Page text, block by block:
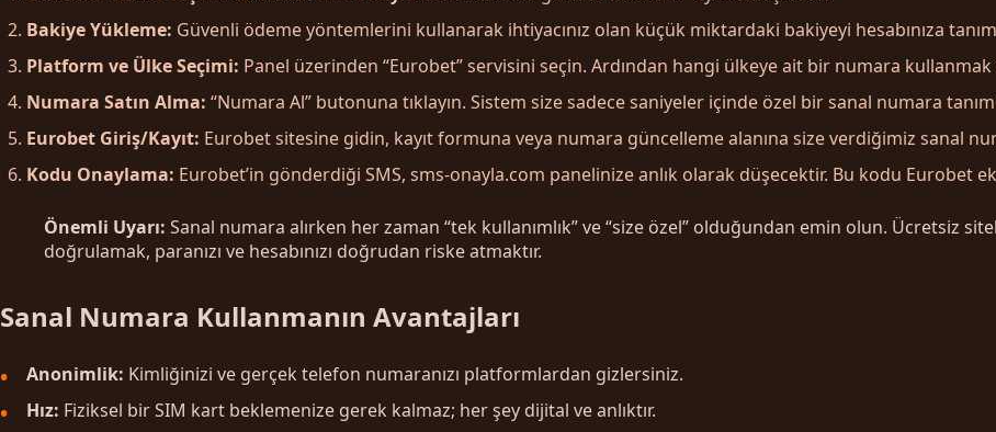
Bakiye Yükleme: Güvenli ödeme yöntemlerini kullanarak ihtiyacınız olan küçük miktardaki bakiyeyi hesabınıza
Platform ve Ülke Seçimi: Panel üzerinden “Eurobet” servisini seçin. Ardından hangi ülkeye ait bir numara
Numara Satın Alma: “Numara Al” butonuna tıklayın. Sistem size sadece saniyeler içinde özel bir sanal numara
Eurobet Giriş/Kayıt: Eurobet sitesine gidin, kayıt formuna veya numara güncelleme alanına size verdiğimiz sanal
Kodu Onaylama: Eurobet’in gönderdiği SMS, sms-onayla.com panelinize anlık olarak düşecektir. Bu kodu Eurobet
Önemli Uyarı: Sanal numara alırken her zaman “tek kullanımlık” ve “size özel” olduğundan emin olun. Ücretsiz
doğrulamak, paranızı ve hesabınızı doğrudan riske atmaktır.
Sanal Numara Kullanmanın Avantajları
Anonimlik: Kimliğinizi ve gerçek telefon numaranızı platformlardan gizlersiniz.
Hız: Fiziksel bir SIM kart beklemenize gerek kalmaz; her şey dijital ve anlıktır.